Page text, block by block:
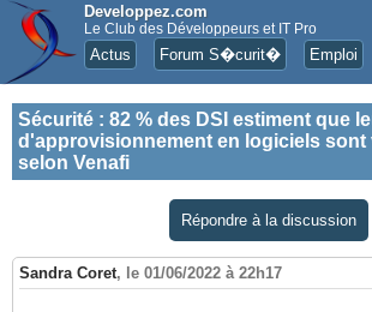
Developpez.com
Le Club des Développeurs et IT Pro
Actus Forum S�curit� Emploi
Sécurité : 82 % des DSI estiment que
d'approvisionnement en logiciels sont
selon Venafi
Répondre à la discussion
Sandra Coret, le 01/06/2022 à 22h17